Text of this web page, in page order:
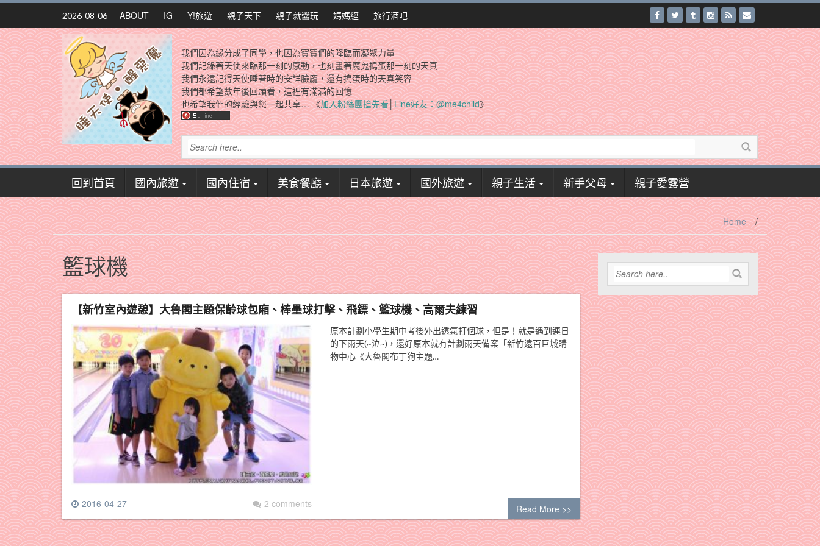
Skip
content
2026-08-06 ABOUT IG Y!旅遊 親子天下 親子就醬玩 媽媽經 旅行酒吧
我們因為緣分成了同學，也因為寶寶們的降臨而凝聚力量
我們記錄著天使來臨那一刻的感動，也刻畫著魔鬼搗蛋那一刻的天真
我們永遠記得天使睡著時的安詳臉龐，還有搗蛋時的天真笑容
我們都希望數年後回頭看，這裡有滿滿的回憶
也希望我們的經驗與您一起共享… 《加入粉絲團搶先看│Line好友：@me4child》
回到首頁 國內旅遊 國內住宿 美食餐廳 日本旅遊 國外旅遊 親子生活 新手父母 親子愛露營
Home /
籃球機
【新竹室內遊憩】大魯閣主題保齡球包廂、棒壘球打擊、飛鏢、籃球機、高爾夫練習
2016-04-27 2 comments
原本計劃小學生期中考後外出透氣打個球，但是！就是遇到連日
的下雨天(~泣~)，還好原本就有計劃雨天備案「新竹遠百巨城購
物中心《大魯閣布丁狗主題…
Read More >>